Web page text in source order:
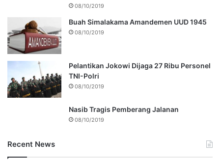
08/10/2019
Buah Simalakama Amandemen UUD 1945
08/10/2019
Pelantikan Jokowi Dijaga 27 Ribu Personel
TNI-Polri
08/10/2019
Nasib Tragis Pemberang Jalanan
08/10/2019
Recent News